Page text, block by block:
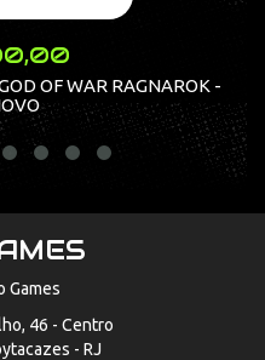
OF WAR RAGNAROK -
Games
46 - Centro
- RJ